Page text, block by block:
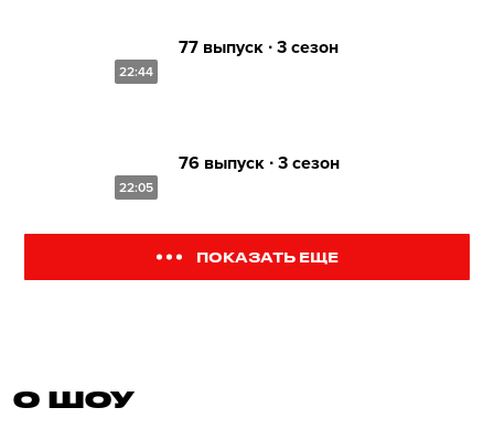
22:44
77 выпуск ∙ 3 сезон
22:05
76 выпуск ∙ 3 сезон
ПОКАЗАТЬ ЕЩЕ
О ШОУ